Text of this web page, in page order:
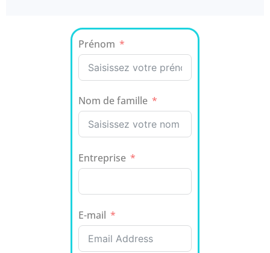
Prénom
Nom de famille
Entreprise
E-mail